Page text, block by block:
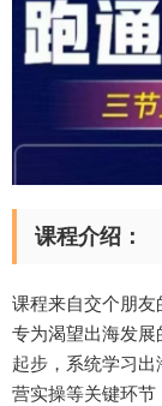
课程介绍：
课程来自交个朋
专为渴望出海发
起步，系统学习
营实操等关键环